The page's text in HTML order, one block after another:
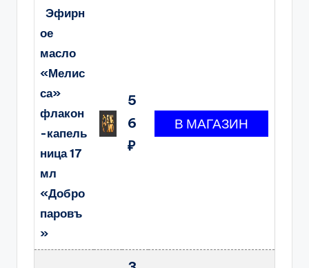
Эфирн
ое
масло
«Мелис
са»
флакон
-капель
ница 17
мл
«Добро
паровъ
»
5
6
₽